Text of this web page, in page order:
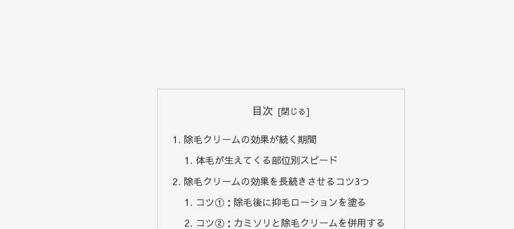
目次
除毛クリームの効果が続く期間
体毛が生えてくる部位別スピード
除毛クリームの効果を長続きさせるコツ3つ
コツ①：除毛後に抑毛ローションを塗る
コツ②：カミソリと除毛クリームを併用する